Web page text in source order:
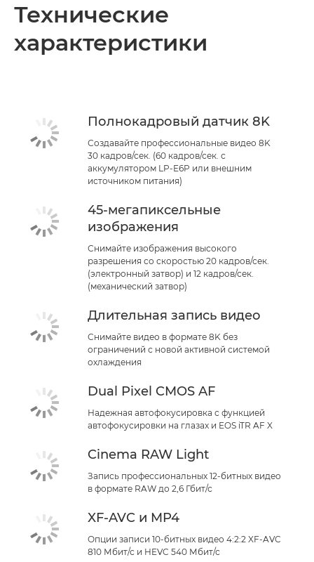
Технические характеристики
Технические
характеристики
Полнокадровый датчик 8K
Создавайте профессиональные видео 8K
30 кадров/сек. (60 кадров/сек. с
аккумулятором LP-E6P или внешним
источником питания)
45-мегапиксельные
изображения
Снимайте изображения высокого
разрешения со скоростью 20 кадров/сек.
(электронный затвор) и 12 кадров/сек.
(механический затвор)
Длительная запись видео
Снимайте видео в формате 8K без
ограничений с новой активной системой
охлаждения
Dual Pixel CMOS AF
Надежная автофокусировка с функцией
автофокусировки на глазах и EOS iTR AF X
Cinema RAW Light
Запись профессиональных 12-битных видео
в формате RAW до 2,6 Гбит/с
XF-AVC и MP4
Опции записи 10-битных видео 4:2:2 XF-AVC
810 Мбит/с и HEVC 540 Мбит/с